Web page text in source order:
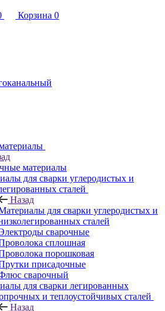
Корзина 0
материалы
для сварки углеродистых и
сталей
Назад
для сварки углеродистых и
сталей
сварочные
сплошная
порошковая
присадочные
сварочный
для сварки легированных
и теплоустойчивых сталей
Назад